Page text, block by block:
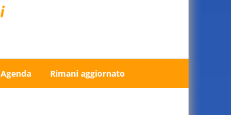
Agenda Rimani aggiornato